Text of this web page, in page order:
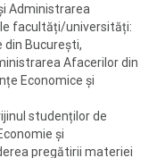
Administrarea
facultăți/universități:
din București,
Afacerilor din
Economice și
studenților de
și
pregătirii materiei